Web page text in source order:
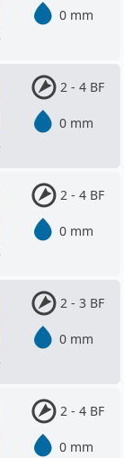
0 mm
2 - 4 BF
0 mm
2 - 4 BF
0 mm
2 - 3 BF
0 mm
2 - 4 BF
0 mm